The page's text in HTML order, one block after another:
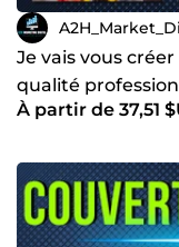
Je vais vous
qualité
À partir de 37,51